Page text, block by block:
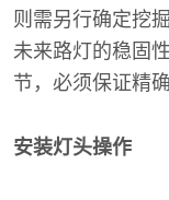
则需另行确定挖
未来路灯的稳固
节，必须保证精确
安装灯头操作